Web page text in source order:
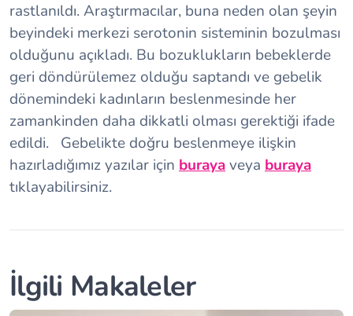
rastlanıldı. Araştırmacılar, buna neden olan şeyin
beyindeki merkezi serotonin sisteminin bozulması
olduğunu açıkladı. Bu bozuklukların bebeklerde
geri döndürülemez olduğu saptandı ve gebelik
dönemindeki kadınların beslenmesinde her
zamankinden daha dikkatli olması gerektiği ifade
edildi. Gebelikte doğru beslenmeye ilişkin
hazırladığımız yazılar için burayaveya buraya
tıklayabilirsiniz.
İlgili Makaleler